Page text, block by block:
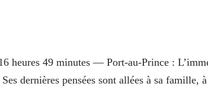
heures 49 minutes — Port-au-Prince :
dernières pensées sont allées à sa famille,